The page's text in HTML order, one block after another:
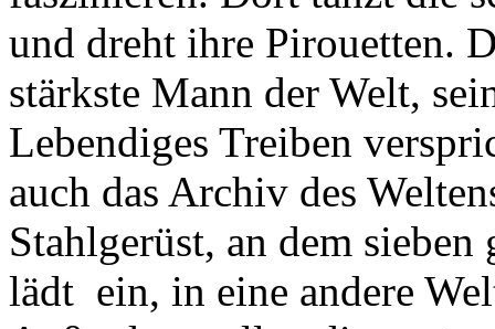
und dreht ihre Pirouetten.
stärkste Mann der Welt,
Lebendiges Treiben
auch das Archiv des
Stahlgerüst, an dem
lädt ein, in eine andere